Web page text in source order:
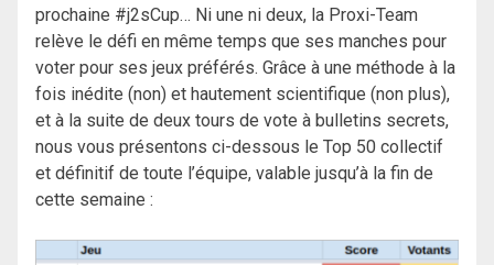
prochaine #j2sCup… Ni une ni deux, la Proxi-Team
relève le défi en même temps que ses manches pour
voter pour ses jeux préférés. Grâce à une méthode à la
fois inédite (non) et hautement scientifique (non plus),
et à la suite de deux tours de vote à bulletins secrets,
nous vous présentons ci-dessous le Top 50 collectif
et définitif de toute l’équipe, valable jusqu’à la fin de
cette semaine :